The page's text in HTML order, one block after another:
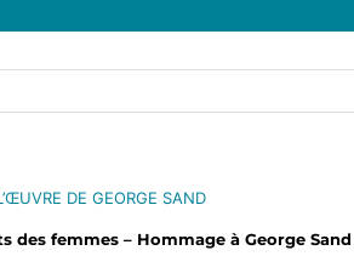
DE GEORGE SAND
femmes – Hommage à George Sand